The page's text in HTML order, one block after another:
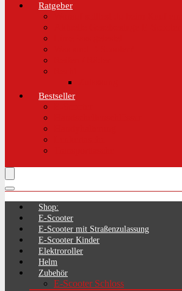
Ratgeber
Bestseller
Shop:
E-Scooter
E-Scooter mit Straßenzulassung
E-Scooter Kinder
Elektroroller
Helm
Zubehör
E-Scooter Schloss